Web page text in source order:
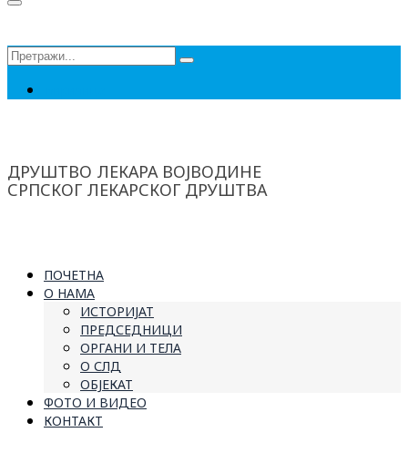
Сеарцх
фор:
ДРУШТВО ЛЕКАРА ВОЈВОДИНЕ
СРПСКОГ ЛЕКАРСКОГ ДРУШТВА
ПОЧЕТНА
О НАМА
ИСТОРИЈАТ
ПРЕДСЕДНИЦИ
ОРГАНИ И ТЕЛА
О СЛД
ОБЈЕКАТ
ФОТО И ВИДЕО
КОНТАКТ